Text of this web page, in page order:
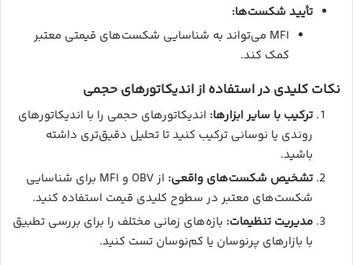
تأیید شکست‌ها:
MFI می‌تواند به شناسایی شکست‌های قیمتی معتبر
کمک کند.
نکات کلیدی در استفاده از اندیکاتورهای حجمی
ترکیب با سایر ابزارها: اندیکاتورهای حجمی را با اندیکاتورهای
روندی یا نوسانی ترکیب کنید تا تحلیل دقیق‌تری داشته
باشید.
تشخیص شکست‌های واقعی:
از OBV و MFI برای شناسایی
شکست‌های معتبر در سطوح کلیدی قیمت استفاده کنید.
مدیریت تنظیمات: بازه‌های زمانی مختلف را برای بررسی تطبیق
با بازارهای پرنوسان یا کم‌نوسان تست کنید.